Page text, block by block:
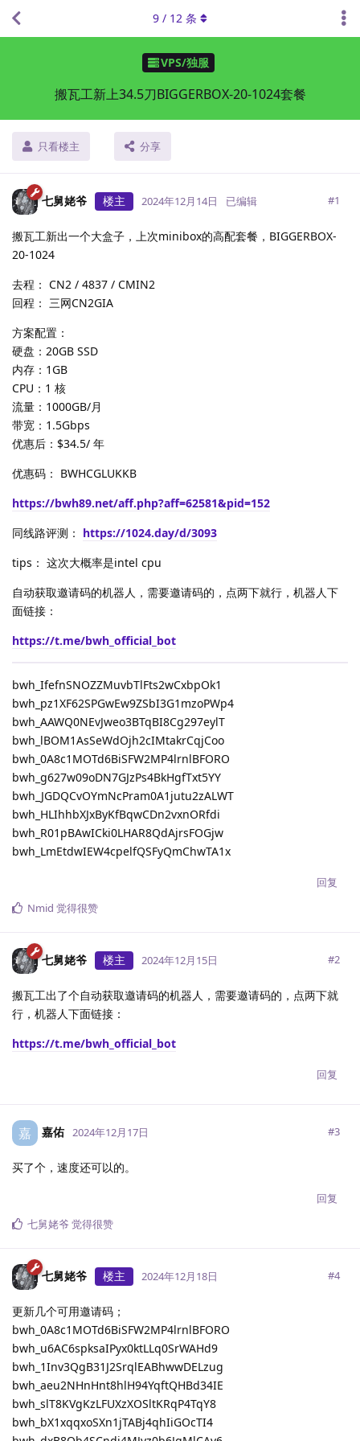
VPS/独服
搬瓦工新上34.5刀BIGGERBOX-20-1024套餐
只看楼主 分享
9 / 12 条
七舅姥爷 楼主 2024年12月14日 已编辑 #1
搬瓦工新出一个大盒子，上次minibox的高配套餐，BIGGERBOX-
20-1024
去程： CN2 / 4837 / CMIN2
回程： 三网CN2GIA
方案配置：
硬盘：20GB SSD
内存：1GB
CPU：1 核
流量：1000GB/月
带宽：1.5Gbps
优惠后：$34.5/ 年
优惠码： BWHCGLUKKB
https://bwh89.net/aff.php?aff=62581&pid=152
同线路评测： https://1024.day/d/3093
tips： 这次大概率是intel cpu
自动获取邀请码的机器人，需要邀请码的，点两下就行，机器人下
面链接：
https://t.me/bwh_official_bot
bwh_IfefnSNOZZMuvbTlFts2wCxbpOk1
bwh_pz1XF62SPGwEw9ZSbI3G1mzoPWp4
bwh_AAWQ0NEvJweo3BTqBI8Cg297eylT
bwh_lBOM1AsSeWdOjh2cIMtakrCqjCoo
bwh_0A8c1MOTd6BiSFW2MP4lrnlBFORO
bwh_g627w09oDN7GJzPs4BkHgfTxt5YY
bwh_JGDQCvOYmNcPram0A1jutu2zALWT
bwh_HLIhhbXJxByKfBqwCDn2vxnORfdi
bwh_R01pBAwICki0LHAR8QdAjrsFOGjw
bwh_LmEtdwIEW4cpelfQSFyQmChwTA1x
回复
Nmid 觉得很赞
七舅姥爷 楼主 2024年12月15日 #2
搬瓦工出了个自动获取邀请码的机器人，需要邀请码的，点两下就
行，机器人下面链接：
https://t.me/bwh_official_bot
回复
嘉 嘉佑 2024年12月17日 #3
买了个，速度还可以的。
回复
七舅姥爷 觉得很赞
七舅姥爷 楼主 2024年12月18日 #4
更新几个可用邀请码；
bwh_0A8c1MOTd6BiSFW2MP4lrnlBFORO
bwh_u6AC6spksaIPyx0ktLLq0SrWAHd9
bwh_1Inv3QgB31J2SrqlEABhwwDELzug
bwh_aeu2NHnHnt8hlH94YqftQHBd34IE
bwh_slT8KVgKzLFUXzXOSltKRqP4TqY8
bwh_bX1xqqxoSXn1jTABj4qhIiGOcTI4